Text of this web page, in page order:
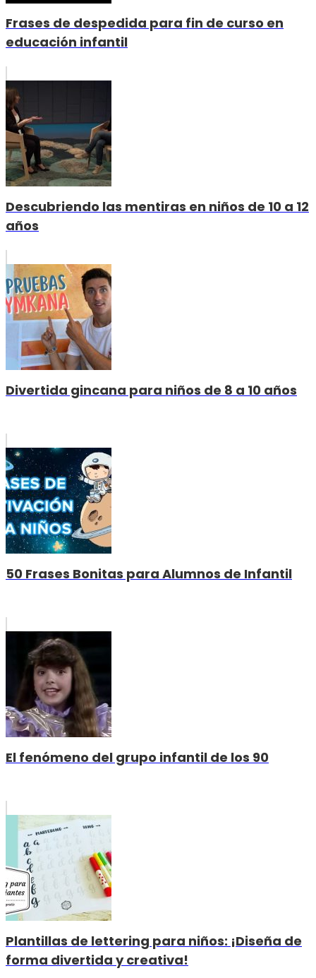
Frases de despedida para fin de curso en
educación infantil
Descubriendo las mentiras en niños de 10 a 12
años
Divertida gincana para niños de 8 a 10 años
50 Frases Bonitas para Alumnos de Infantil
El fenómeno del grupo infantil de los 90
Plantillas de lettering para niños: ¡Diseña de
forma divertida y creativa!